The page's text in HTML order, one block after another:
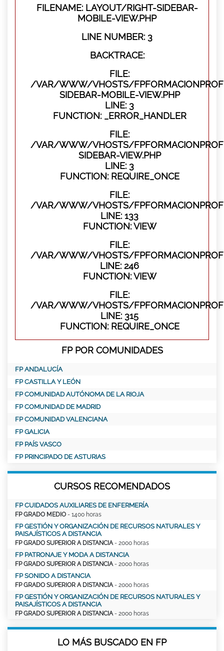
FILENAME: LAYOUT/RIGHT-SIDEBAR-
MOBILE-VIEW.PHP
LINE NUMBER: 3
BACKTRACE:
FILE:
/VAR/WWW/VHOSTS/
SIDEBAR-MOBILE-VIEW.PHP
LINE: 3
FUNCTION: _ERROR_HANDLER
FILE:
/VAR/WWW/VHOSTS/
SIDEBAR-VIEW.PHP
LINE: 3
FUNCTION: REQUIRE_ONCE
FILE:
/VAR/WWW/VHOSTS/
LINE: 133
FUNCTION: VIEW
FILE:
/VAR/WWW/VHOSTS/
LINE: 246
FUNCTION: VIEW
FILE:
/VAR/WWW/VHOSTS/
LINE: 315
FUNCTION: REQUIRE_ONCE
FP POR COMUNIDADES
FP ANDALUCÍA
FP CASTILLA Y LEÓN
FP COMUNIDAD AUTÓNOMA DE LA RIOJA
FP COMUNIDAD DE MADRID
FP COMUNIDAD VALENCIANA
FP GALICIA
FP PAÍS VASCO
FP PRINCIPADO DE ASTURIAS
CURSOS RECOMENDADOS
FP CUIDADOS AUXILIARES DE ENFERMERÍA
FP GRADO MEDIO - 1400 horas
FP GESTIÓN Y ORGANIZACIÓN DE RECURSOS NATURALES Y
PAISAJÍSTICOS A DISTANCIA
FP GRADO SUPERIOR A DISTANCIA - 2000 horas
FP PATRONAJE Y MODA A DISTANCIA
FP GRADO SUPERIOR A DISTANCIA - 2000 horas
FP SONIDO A DISTANCIA
FP GRADO SUPERIOR A DISTANCIA - 2000 horas
FP GESTIÓN Y ORGANIZACIÓN DE RECURSOS NATURALES Y
PAISAJÍSTICOS A DISTANCIA
FP GRADO SUPERIOR A DISTANCIA - 2000 horas
LO MÁS BUSCADO EN FP